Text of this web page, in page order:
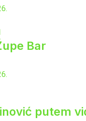
Bar
putem